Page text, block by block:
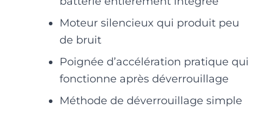
Moteur silencieux qui produit peu
de bruit
Poignée d’accélération pratique qui
fonctionne après déverrouillage
Méthode de déverrouillage simple